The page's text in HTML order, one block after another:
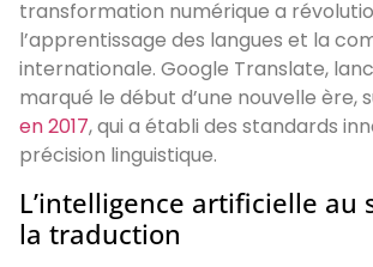
transformation numérique a
l’apprentissage des langues et la
internationale. Google Translate,
marqué le début d’une nouvelle ère,
en 2017, qui a établi des standards
précision linguistique.
L’intelligence artificielle au
la traduction